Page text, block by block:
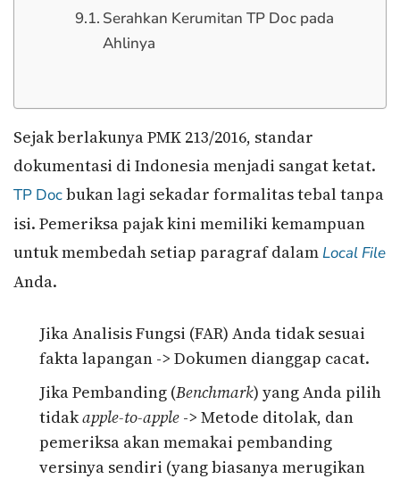
Serahkan Kerumitan TP Doc pada
Ahlinya
Sejak berlakunya PMK 213/2016, standar
dokumentasi di Indonesia menjadi sangat ketat.
TP Docbukan lagi sekadar formalitas tebal tanpa
isi. Pemeriksa pajak kini memiliki kemampuan
untuk membedah setiap paragraf dalam Local File
Anda.
Jika Analisis Fungsi (FAR) Anda tidak sesuai
fakta lapangan -> Dokumen dianggap cacat.
Jika Pembanding (Benchmark) yang Anda pilih
tidakapple-to-apple -> Metode ditolak, dan
pemeriksa akan memakai pembanding
versinya sendiri (yang biasanya merugikan